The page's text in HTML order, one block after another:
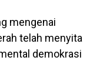
mengenai
telah menyita
demokrasi